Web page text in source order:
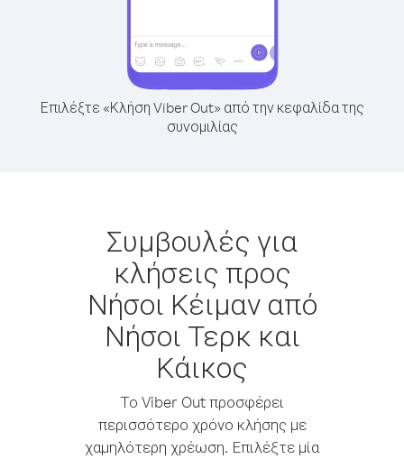
Επιλέξτε «Κλήση Viber Out» από την κεφαλίδα της
συνομιλίας
Συμβουλές για
κλήσεις προς
Νήσοι Κέιμαν από
Νήσοι Τερκ και
Κάικος
Το Viber Out προσφέρει
περισσότερο χρόνο κλήσης με
χαμηλότερη χρέωση. Επιλέξτε μία